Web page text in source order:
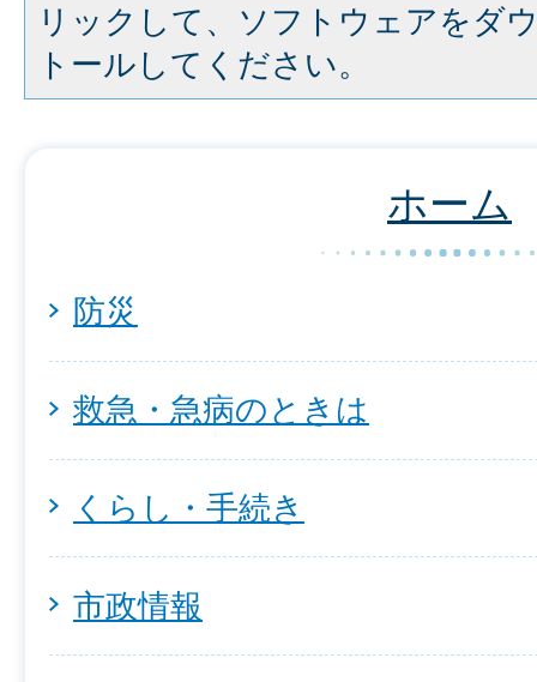
リックして、ソフトウェアをダ
トールしてください。
ホーム
防災
救急・急病のときは
くらし・手続き
市政情報